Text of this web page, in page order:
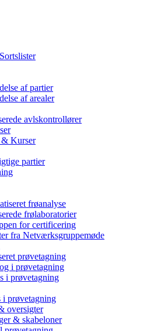
af partier
af arealer
avlskontrollører
Kurser
partier
frøanalyse
frølaboratorier
for certificering
fra Netværksgruppemøde
prøvetagning
i prøvetagning
i prøvetagning
i prøvetagning
oversigter
& skabeloner